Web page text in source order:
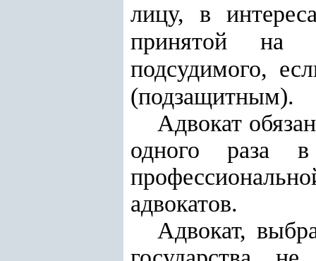
лицу, в
принятой на
подсудимого,
(подзащитным).
Адвокат
одного раза
адвокатов.
Адвокат,